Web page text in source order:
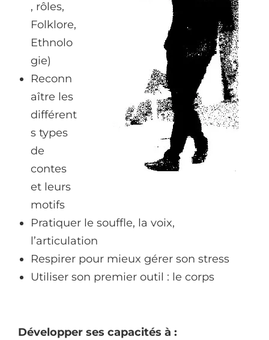
, rôles,
Folklore,
Ethnolo
gie)
Reconn
aître les
différent
s types
de
contes
et leurs
motifs
Pratiquer le souffle, la voix,
l’articulation
Respirer pour mieux gérer son stress
Utiliser son premier outil : le corps
Développer ses capacités à :